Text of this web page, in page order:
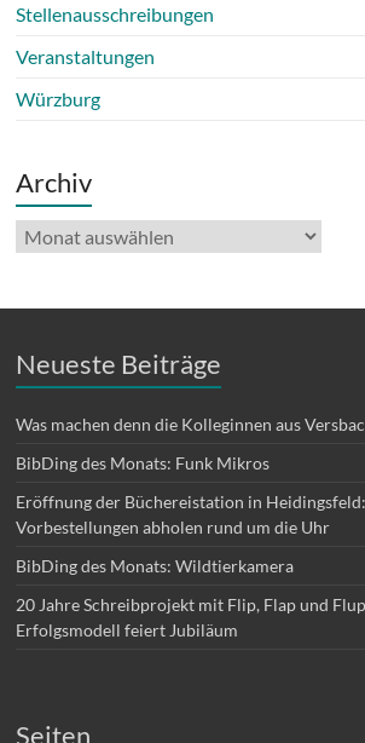
Stellenausschreibungen
Veranstaltungen
Würzburg
Archiv
Archiv
Neueste Beiträge
Was machen denn die Kolleginnen aus
BibDing des Monats: Funk Mikros
Eröffnung der Büchereistation in
Vorbestellungen abholen rund um die Uhr
BibDing des Monats: Wildtierkamera
20 Jahre Schreibprojekt mit Flip, Flap und
Erfolgsmodell feiert Jubiläum
Seiten